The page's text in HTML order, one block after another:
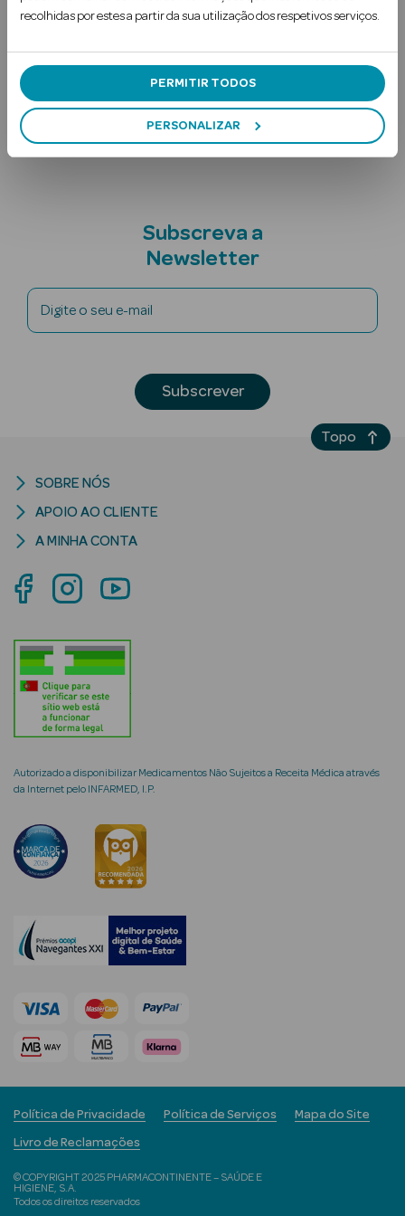
recolhidas por estes a partir da sua utilização dos respetivos serviços.
PERMITIR TODOS
PERSONALIZAR
Lábios
Rosto e
Cosmética
Hidratantes
Séruns Faciais
Creme de Olhos
Anti-
envelhecimento
Limpeza Facial
Desmaquilhantes
Água Micelar
Solares
Máscaras
Faciais
Água Termal
Lábios
Coffrets
Ingredientes
Nota adicional
Subscreva a
Newsletter
Digite o seu e-mail
Subscrever
Autorizado a disponibilizar Medicamentos Não Sujeitos a Receita Médica através
da Internet pelo INFARMED, I.P.
SOBRE NÓS
APOIO AO CLIENTE
A MINHA CONTA
© COPYRIGHT 2025 PHARMACONTINENTE – SAÚDE E
HIGIENE, S.A.
Todos os direitos reservados
Política de Privacidade Política de Serviços Mapa do Site
Livro de Reclamações
Topo